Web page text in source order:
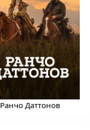
Ранчо Даттонов